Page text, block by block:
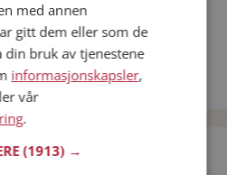
gratis!
med annen
gitt dem eller som de
din bruk av tjenestene
informasjonskapsler,
vår
.
(1913) →